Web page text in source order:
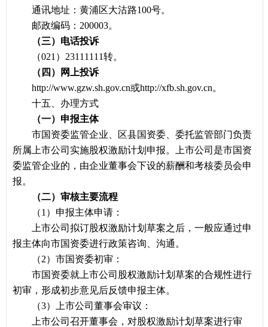
通讯地址：黄浦区大沽路100号。
邮政编码：200003。
（三）电话投诉
（021）23111111转。
（四）网上投诉
http://www.gzw.sh.gov.cn或http://xfb.sh.gov.cn。
十五、办理方式
（一）申报主体
市国资委监管企业、区县国资委、委托监管部门负责
所属上市公司实施股权激励计划申报。上市公司是市国资
委监管企业的，由企业董事会下设的薪酬和考核委员会申
报。
（二）审核主要流程
（1）申报主体申请：
上市公司拟订股权激励计划草案之后，一般应通过申
报主体向市国资委进行政策咨询、沟通。
（2）市国资委初审：
市国资委就上市公司股权激励计划草案的合规性进行
初审，形成初步意见后反馈申报主体。
（3）上市公司董事会审议：
上市公司召开董事会，对股权激励计划草案进行审